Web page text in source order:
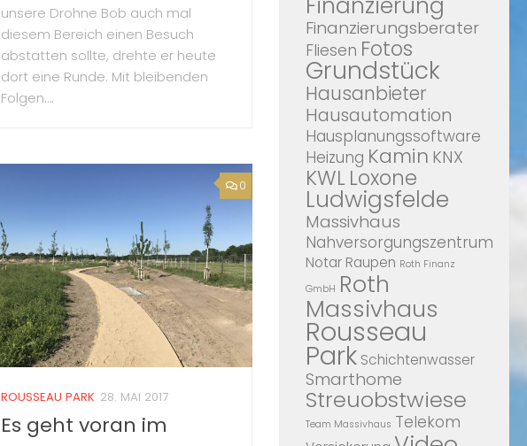
unsere Drohne Bob auch mal
diesem Bereich einen Besuch
abstatten sollte, drehte er heute
dort eine Runde. Mit bleibenden
Folgen….
0
ROUSSEAU PARK 28. MAI 2017
Es geht voran im
Finanzierungsberater
Fliesen Fotos
Grundstück
Hausanbieter
Hausautomation
Hausplanungssoftware
Heizung Kamin KNX
KWLLoxone
Ludwigsfelde
Massivhaus
Nahversorgungszentrum
Notar Raupen Roth Finanz
GmbH Roth
Massivhaus
Rousseau
Park Schichtenwasser
Smarthome
Streuobstwiese
Team Massivhaus Telekom